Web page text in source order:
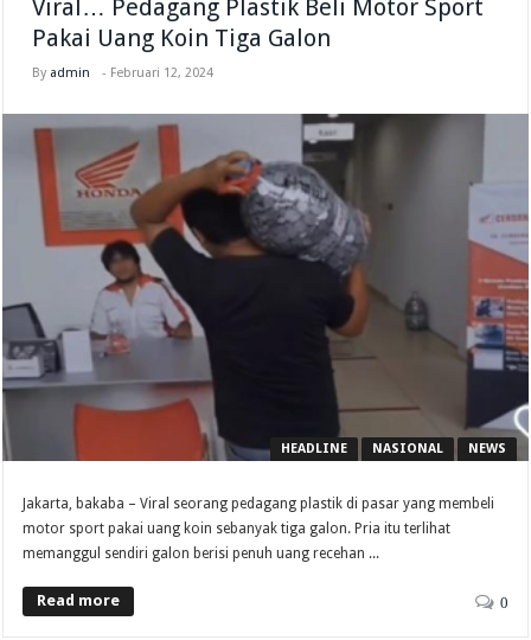
Viral… Pedagang Plastik Beli Motor Sport
Pakai Uang Koin Tiga Galon
By admin - Februari 12, 2024
HEADLINE NASIONAL NEWS
Jakarta, bakaba – Viral seorang pedagang plastik di pasar yang membeli
motor sport pakai uang koin sebanyak tiga galon. Pria itu terlihat
memanggul sendiri galon berisi penuh uang recehan ...
Read more 0